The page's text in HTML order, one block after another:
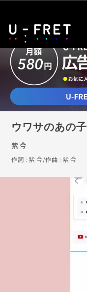
ウワサのあの子
紫 今
作詞 : 紫 今/作曲 : 紫 今